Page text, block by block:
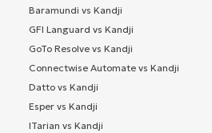
Baramundi vs Kandji
GFI Languard vs Kandji
GoTo Resolve vs Kandji
Connectwise Automate vs Kandji
Datto vs Kandji
Esper vs Kandji
ITarian vs Kandji